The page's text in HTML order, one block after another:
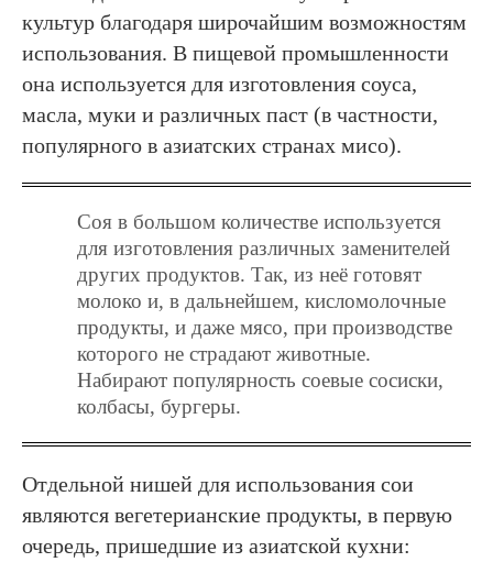
культур благодаря широчайшим возможностям
использования. В пищевой промышленности
она используется для изготовления соуса,
масла, муки и различных паст (в частности,
популярного в азиатских странах мисо).
Соя в большом количестве используется
для изготовления различных заменителей
других продуктов. Так, из неё готовят
молоко и, в дальнейшем, кисломолочные
продукты, и даже мясо, при производстве
которого не страдают животные.
Набирают популярность соевые сосиски,
колбасы, бургеры.
Отдельной нишей для использования сои
являются вегетерианские продукты, в первую
очередь, пришедшие из азиатской кухни: